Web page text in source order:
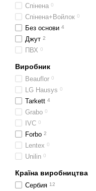
Спінена 0
Спінена+Войлок 0
Без основи 4
Джут 2
ПВХ 0
Виробник
Beauflor 0
LG Hausys 0
Tarkett 4
Grabo 0
IVC 0
Forbo 2
Lentex 0
Unilin 0
Країна виробництва
Сербия 12